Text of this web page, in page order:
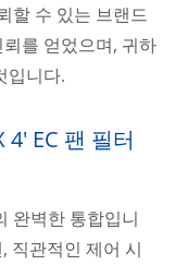
할 수 있는 브랜드
를 얻었으며, 귀하
입니다.
EC 팬 필터
완벽한 통합입니
직관적인 제어 시